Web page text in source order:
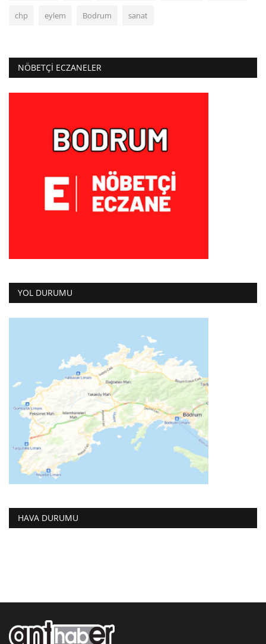
chp eylem Bodrum sanat
NÖBETÇI ECZANELER
YOL DURUMU
HAVA DURUMU